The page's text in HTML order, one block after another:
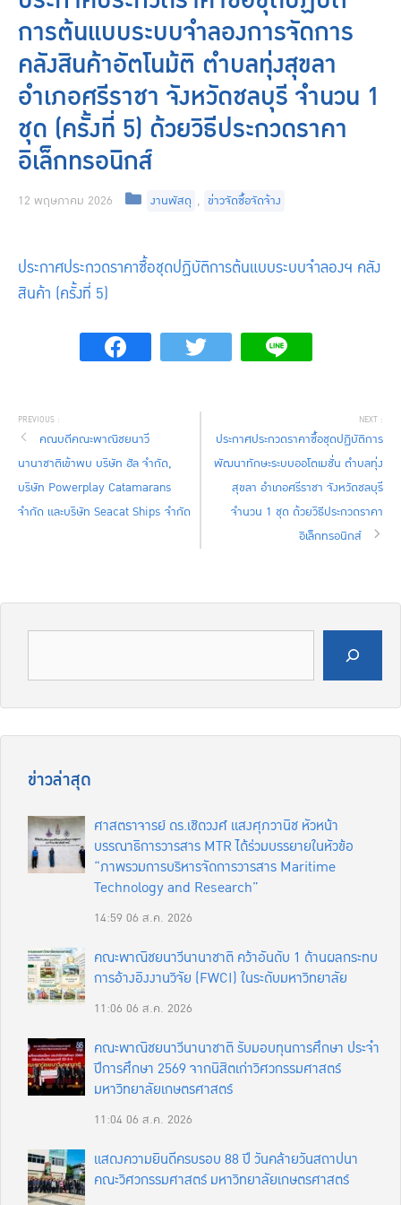
การต้นแบบระบบจำลองการจัดการ
คลังสินค้าอัตโนม้ติ ตำบลทุ่งสุขลา
อำเภอศรีราชา จังหวัดชลบุรี จำนวน 1
ชุด (ครั้งที่ 5) ด้วยวิธีประกวดราคา
อิเล็กทรอนิกส์
12 พฤษภาคม 2026 Categories
งานพัสดุ , ข่าวจัดซื้อจัดจ้าง
ประกาศประกวดราคาซื้อชุดปฏิบัติการต้นแบบระบบจำลองฯ คลัง
สินค้า (คร้ังที่ 5)
คณบดีคณะพาณิชยนาวี
นานาชาติเข้าพบ บริษัท ฮัล จำกัด,
บริษัท Powerplay Catamarans
จำกัด และบริษัท Seacat Ships จำกัด
ประกาศประกวดราคาซื้อชุดปฏิบัติการ
พัฒนาทักษะระบบออโตเมชั่น ตำบลทุ่ง
สุขลา อำเภอศรีราชา จังหวัดชลบุรี
จำนวน 1 ชุด ด้วยวิธีประกวดราคา
อิเล็กทรอนิกส์
ข่าวล่าสุด
ศาสตราจารย์ ดร.เชิดวงศ์ แสงศุภวานิช หัวหน้า
บรรณาธิการวารสาร MTR ได้ร่วมบรรยายในหัวข้อ
“ภาพรวมการบริหารจัดการวารสาร Maritime
Technology and Research”
14:59 06 ส.ค. 2026
คณะพาณิชยนาวีนานาชาติ คว้าอันดับ 1 ด้านผลกระทบ
การอ้างอิงงานวิจัย (FWCI) ในระดับมหาวิทยาลัย
11:06 06 ส.ค. 2026
คณะพาณิชยนาวีนานาชาติ รับมอบทุนการศึกษา ประจำ
ปีการศึกษา 2569 จากนิสิตเก่าวิศวกรรมศาสตร์
มหาวิทยาลัยเกษตรศาสตร์
11:0406 ส.ค. 2026
แสดงความยินดีครบรอบ 88 ปี วันคล้ายวันสถาปนา
คณะวิศวกรรมศาสตร์ มหาวิทยาลัยเกษตรศาสตร์